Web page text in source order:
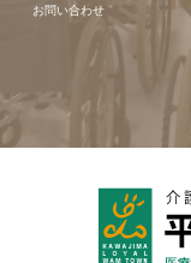
お問い合わせ